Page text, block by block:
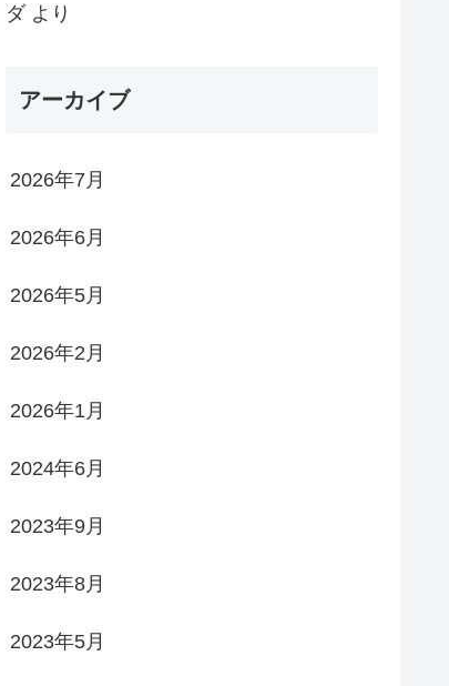
ダ より
アーカイブ
2026年7月
2026年6月
2026年5月
2026年2月
2026年1月
2024年6月
2023年9月
2023年8月
2023年5月